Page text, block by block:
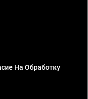
На Обработку